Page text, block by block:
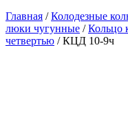
Главная /Колодезные
люки чугунные /Кольцо
четвертью / КЦД 10-9ч